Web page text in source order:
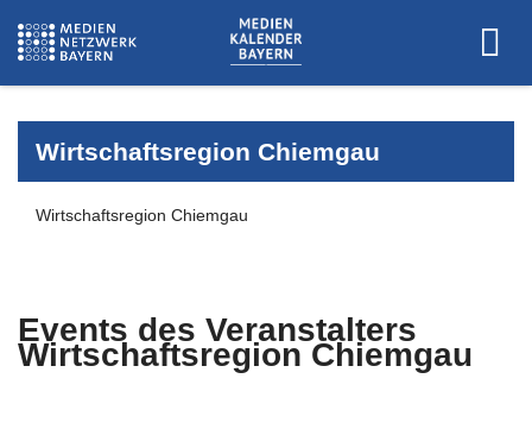
Wirtschaftsregion Chiemgau
Wirtschaftsregion Chiemgau
Events des Veranstalters
Wirtschaftsregion Chiemgau